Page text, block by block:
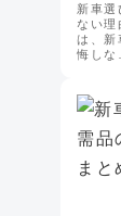
新車選
ない理
は、新
悔しな